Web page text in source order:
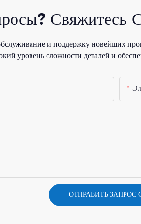
Свяжитесь
и поддержку новейших
уровень сложности деталей и
ОТПРАВИТЬ ЗАПРОС